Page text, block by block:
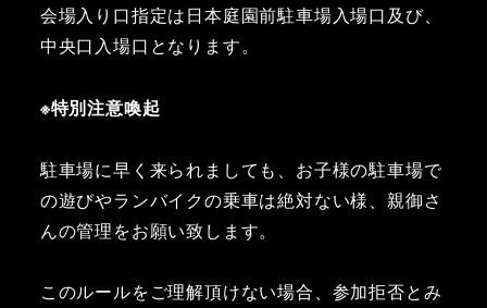
会場入り口指定は日本庭園前駐車場入場口及び、
中央口入場口となります。
※特別注意喚起
駐車場に早く来られましても、お子様の駐車場で
の遊びやランバイクの乗車は絶対ない様、親御さ
んの管理をお願い致します。
このルールをご理解頂けない場合、参加拒否とみ